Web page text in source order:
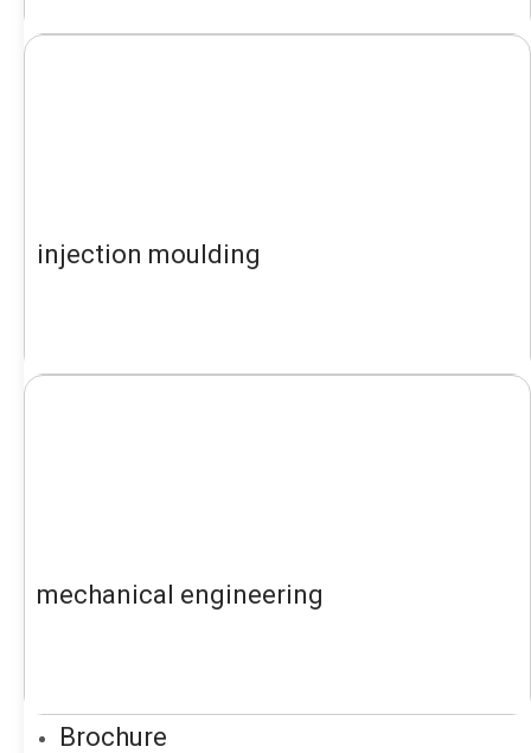
injection moulding
mechanical engineering
Brochure